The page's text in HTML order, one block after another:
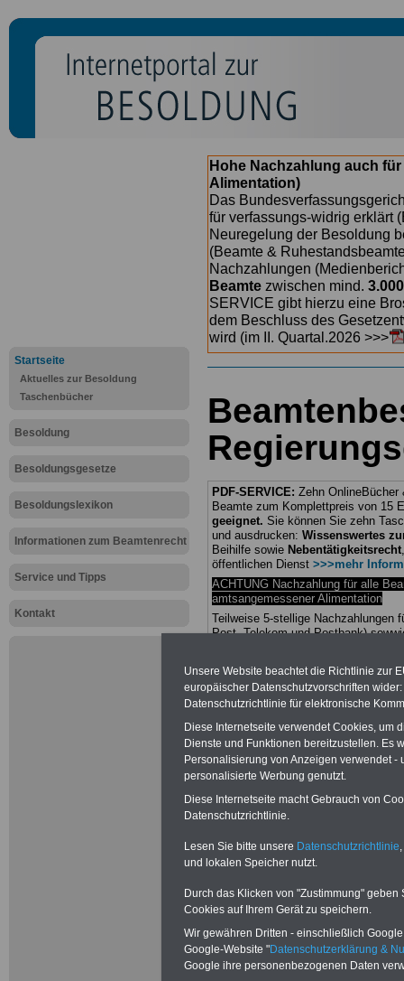
Startseite
Aktuelles zur Besoldung
Taschenbücher
Besoldung
Besoldungsgesetze
Besoldungslexikon
Informationen zum Beamtenrecht
Service und Tipps
Kontakt
Hohe Nachzahlung auch
Alimentation)
Das
für verfassungs-widrig erklärt
Neuregelung der Besoldung
(Beamte &
Nachzahlungen
Beamte zwischen mind.
SERVICE gibt hierzu eine
dem Beschluss des
wird (im II. Quartal.2026 >>>
PDF-SERVICE: Zehn
Beamte zum Komplettpreis von 15
geeignet. Sie können Sie zehn
und ausdrucken: Wissenswertes
Beihilfe sowie Nebentätigkeitsrecht
öffentlichen Dienst >>>mehr
ACHTUNG Nachzahlung für alle
amtsangemessener Alimentation
Teilweise 5-stellige Nachzahlungen
Post, Telekom und Postbank)
Hier die
abschließen!
Neu
Beamte
Das beliebte
Unsere Website beachtet die Richtlinie zur
europäischer Datenschutzvorschriften
Datenschutzrichtlinie für elektronische
Diese Internetseite verwendet Cookies, um
Dienste und Funktionen bereitzustellen. Es
Personalisierung von Anzeigen verwendet
personalisierte Werbung genutzt.
Diese Internetseite macht Gebrauch von
Datenschutzrichtlinie.
Lesen Sie bitte unsere Datenschutzrichtlinie
und lokalen Speicher nutzt.
Durch das Klicken von "Zustimmung"
Cookies auf Ihrem Gerät zu speichern.
Wir gewähren Dritten - einschließlich
Google-Website "Datenschutzerklärung &
Google ihre personenbezogenen Daten